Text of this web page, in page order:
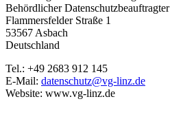
Behördlicher Datenschutzbeauftragter
Flammersfelder Straße 1
53567 Asbach
Deutschland
Tel.: +49 2683 912 145
E-Mail: datenschutz@vg-linz.de
Website: www.vg-linz.de